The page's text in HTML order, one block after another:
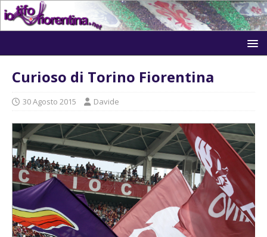
Curioso di Torino Fiorentina
30 Agosto 2015 Davide